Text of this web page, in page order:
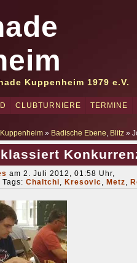
Kuppenheim 1979 e.V.
CLUBTURNIERE TERMINE
» Badische Ebene, Blitz»
am 2. Juli 2012, 01:58 Uhr,
Tags: Chaltchi, Kresovic, Metz,